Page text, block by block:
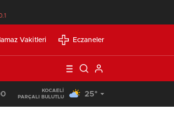
Vakitleri Eczaneler
Günlük Okuma Süresi Az Olanlar İçin Etkili Okuma
KOCAELI
PARÇALI BULUTLU
25°